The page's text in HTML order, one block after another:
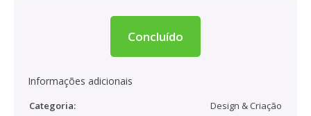
Concluído
Informações adicionais
Categoria:
Design & Criação